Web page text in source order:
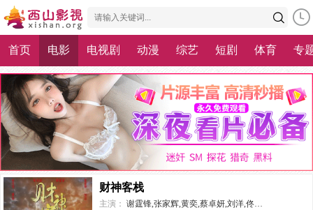
首页 电影 电视剧 动漫 综艺 短剧 体育 专
财神客栈
主演： 谢霆锋,张家辉,黄奕,蔡卓妍,刘洋,佟大为,何家劲,郑皓原,郑逸桐